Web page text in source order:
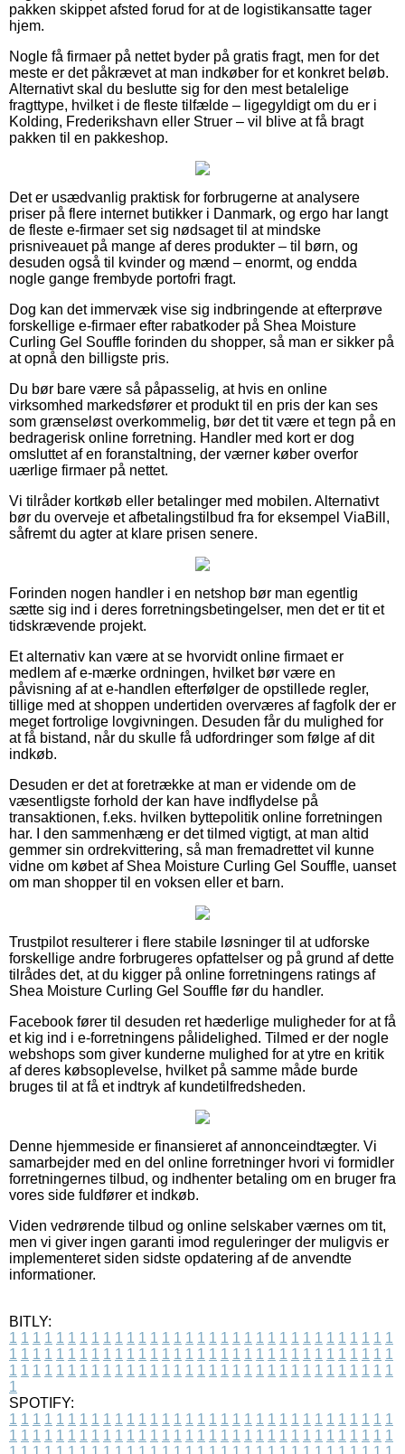
pakken skippet afsted forud for at de logistikansatte tager
hjem.
Nogle få firmaer på nettet byder på gratis fragt, men for det
meste er det påkrævet at man indkøber for et konkret beløb.
Alternativt skal du beslutte sig for den mest betalelige
fragttype, hvilket i de fleste tilfælde – ligegyldigt om du er i
Kolding, Frederikshavn eller Struer – vil blive at få bragt
pakken til en pakkeshop.
Det er usædvanlig praktisk for forbrugerne at analysere
priser på flere internet butikker i Danmark, og ergo har langt
de fleste e-firmaer set sig nødsaget til at mindske
prisniveauet på mange af deres produkter – til børn, og
desuden også til kvinder og mænd – enormt, og endda
nogle gange frembyde portofri fragt.
Dog kan det immervæk vise sig indbringende at efterprøve
forskellige e-firmaer efter rabatkoder på Shea Moisture
Curling Gel Souffle forinden du shopper, så man er sikker på
at opnå den billigste pris.
Du bør bare være så påpasselig, at hvis en online
virksomhed markedsfører et produkt til en pris der kan ses
som grænseløst overkommelig, bør det tit være et tegn på en
bedragerisk online forretning. Handler med kort er dog
omsluttet af en foranstaltning, der værner køber overfor
uærlige firmaer på nettet.
Vi tilråder kortkøb eller betalinger med mobilen. Alternativt
bør du overveje et afbetalingstilbud fra for eksempel ViaBill,
såfremt du agter at klare prisen senere.
Forinden nogen handler i en netshop bør man egentlig
sætte sig ind i deres forretningsbetingelser, men det er tit et
tidskrævende projekt.
Et alternativ kan være at se hvorvidt online firmaet er
medlem af e-mærke ordningen, hvilket bør være en
påvisning af at e-handlen efterfølger de opstillede regler,
tillige med at shoppen undertiden overværes af fagfolk der er
meget fortrolige lovgivningen. Desuden får du mulighed for
at få bistand, når du skulle få udfordringer som følge af dit
indkøb.
Desuden er det at foretrække at man er vidende om de
væsentligste forhold der kan have indflydelse på
transaktionen, f.eks. hvilken byttepolitik online forretningen
har. I den sammenhæng er det tilmed vigtigt, at man altid
gemmer sin ordrekvittering, så man fremadrettet vil kunne
vidne om købet af Shea Moisture Curling Gel Souffle, uanset
om man shopper til en voksen eller et barn.
Trustpilot resulterer i flere stabile løsninger til at udforske
forskellige andre forbrugeres opfattelser og på grund af dette
tilrådes det, at du kigger på online forretningens ratings af
Shea Moisture Curling Gel Souffle før du handler.
Facebook fører til desuden ret hæderlige muligheder for at få
et kig ind i e-forretningens pålidelighed. Tilmed er der nogle
webshops som giver kunderne mulighed for at ytre en kritik
af deres købsoplevelse, hvilket på samme måde burde
bruges til at få et indtryk af kundetilfredsheden.
Denne hjemmeside er finansieret af annonceindtægter. Vi
samarbejder med en del online forretninger hvori vi formidler
forretningernes tilbud, og indhenter betaling om en bruger fra
vores side fuldfører et indkøb.
Viden vedrørende tilbud og online selskaber værnes om tit,
men vi giver ingen garanti imod reguleringer der muligvis er
implementeret siden sidste opdatering af de anvendte
informationer.
BITLY:
1 1 1 1 1 1 1 1 1 1 1 1 1 1 1 1 1 1 1 1 1 1 1 1 1 1 1 1 1 1 1 1 1
1 1 1 1 1 1 1 1 1 1 1 1 1 1 1 1 1 1 1 1 1 1 1 1 1 1 1 1 1 1 1 1 1
1 1 1 1 1 1 1 1 1 1 1 1 1 1 1 1 1 1 1 1 1 1 1 1 1 1 1 1 1 1 1 1 1
1
SPOTIFY:
1 1 1 1 1 1 1 1 1 1 1 1 1 1 1 1 1 1 1 1 1 1 1 1 1 1 1 1 1 1 1 1 1
1 1 1 1 1 1 1 1 1 1 1 1 1 1 1 1 1 1 1 1 1 1 1 1 1 1 1 1 1 1 1 1 1